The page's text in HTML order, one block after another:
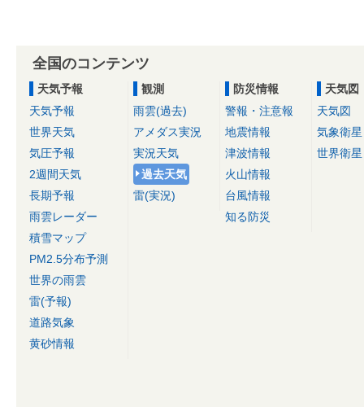
全国のコンテンツ
天気予報
天気予報
世界天気
気圧予報
2週間天気
長期予報
雨雲レーダー
積雪マップ
PM2.5分布予測
世界の雨雲
雷(予報)
道路気象
黄砂情報
観測
雨雲(過去)
アメダス実況
実況天気
過去天気
雷(実況)
防災情報
警報・注意報
地震情報
津波情報
火山情報
台風情報
知る防災
天気図
天気図
気象衛星
世界衛星